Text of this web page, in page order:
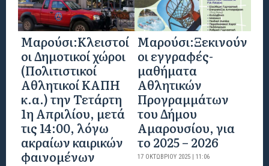
Mαρούσι:Κλειστοί
οι Δημοτικοί χώροι
(Πολιτιστικοί
Αθλητικοί ΚΑΠΗ
κ.α.) την Τετάρτη
1η Απριλίου, μετά
τις 14:00, λόγω
ακραίων καιρικών
φαινομένων
Μαρούσι:Ξεκινούν
οι εγγραφές-
μαθήματα
Αθλητικών
Προγραμμάτων
του Δήμου
Αμαρουσίου, για
το 2025 – 2026
17 ΟΚΤΩΒΡΊΟΥ 2025 | 11:06